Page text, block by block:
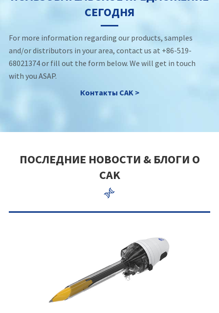
СЕГОДНЯ
For more information regarding our products, samples
and/or distributors in your area, contact us at +86-519-
68021374 or fill out the form below. We will get in touch
with you ASAP.
Контакты CAK >
ПОСЛЕДНИЕ НОВОСТИ & БЛОГИ О
CAK
